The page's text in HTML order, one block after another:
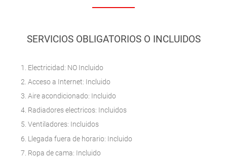
SERVICIOS OBLIGATORIOS O INCLUIDOS
Electricidad: NO Incluido
Acceso a Internet: Incluido
Aire acondicionado: Incluido
Radiadores electricos: Incluidos
Ventiladores: Incluidos
Llegada fuera de horario: Incluido
Ropa de cama: Incluido